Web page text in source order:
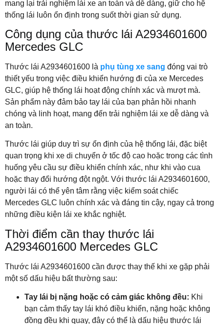
mang lại trải nghiệm lái xe an toàn và dễ dàng, giữ cho hệ
thống lái luôn ổn định trong suốt thời gian sử dụng.
Công dụng của thước lái A2934601600
Mercedes GLC
Thước lái A2934601600 là phụ tùng xe sang đóng vai trò
thiết yếu trong việc điều khiển hướng đi của xe Mercedes
GLC, giúp hệ thống lái hoạt động chính xác và mượt mà.
Sản phẩm này đảm bảo tay lái của bạn phản hồi nhanh
chóng và linh hoạt, mang đến trải nghiệm lái xe dễ dàng và
an toàn.
Thước lái giúp duy trì sự ổn định của hệ thống lái, đặc biệt
quan trọng khi xe di chuyển ở tốc độ cao hoặc trong các tình
huống yêu cầu sự điều khiển chính xác, như khi vào cua
hoặc thay đổi hướng đột ngột. Với thước lái A2934601600,
người lái có thể yên tâm rằng việc kiểm soát chiếc
Mercedes GLC luôn chính xác và đáng tin cậy, ngay cả trong
những điều kiện lái xe khắc nghiệt.
Thời điểm cần thay thước lái
A2934601600 Mercedes GLC
Thước lái A2934601600 cần được thay thế khi xe gặp phải
một số dấu hiệu bất thường sau:
Tay lái bị nặng hoặc có cảm giác không đều: Khi
bạn cảm thấy tay lái khó điều khiển, nặng hoặc không
đồng đều khi quay, đây có thể là dấu hiệu thước lái